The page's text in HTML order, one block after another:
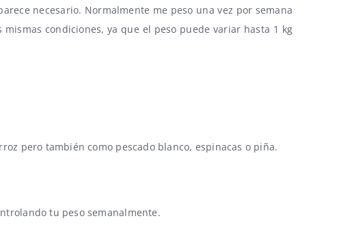
necesario. Normalmente me peso una vez por semana
condiciones, ya que el peso puede variar hasta 1 kg
pero también como pescado blanco, espinacas o piña.
tu peso semanalmente.